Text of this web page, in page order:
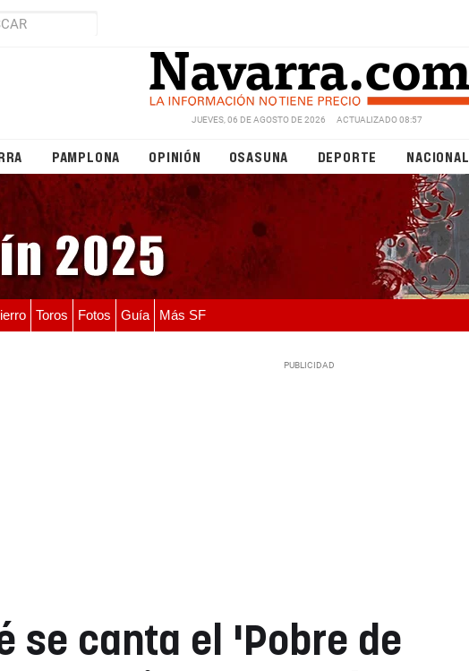
JUEVES, 06 DE AGOSTO DE 2026 ACTUALIZADO 08:57
PAMPLONA OPINIÓN OSASUNA DEPORTE NACIONAL
Toros Fotos Guía Más SF
se canta el 'Pobre de